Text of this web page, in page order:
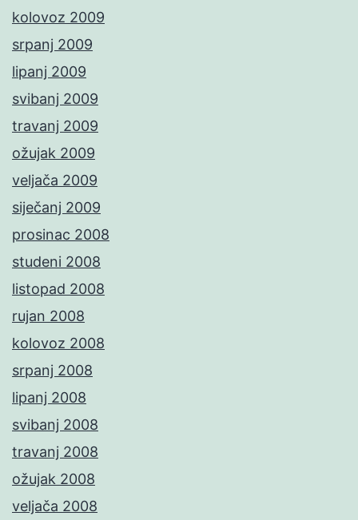
kolovoz 2009
srpanj 2009
lipanj 2009
svibanj 2009
travanj 2009
ožujak 2009
veljača 2009
siječanj 2009
prosinac 2008
studeni 2008
listopad 2008
rujan 2008
kolovoz 2008
srpanj 2008
lipanj 2008
svibanj 2008
travanj 2008
ožujak 2008
veljača 2008